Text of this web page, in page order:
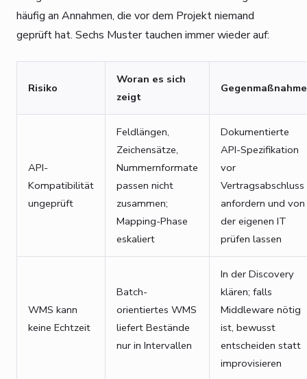
häufig an Annahmen, die vor dem Projekt niemand
geprüft hat. Sechs Muster tauchen immer wieder auf:
Risiko
Woran es sich
zeigt
Gegenmaßnahme
API-
Kompatibilität
ungeprüft
Feldlängen,
Zeichensätze,
Nummernformate
passen nicht
zusammen;
Mapping-Phase
eskaliert
Dokumentierte
API-Spezifikation
vor
Vertragsabschluss
anfordern und von
der eigenen IT
prüfen lassen
WMS kann
keine Echtzeit
Batch-
orientiertes WMS
liefert Bestände
nur in Intervallen
In der Discovery
klären; falls
Middleware nötig
ist, bewusst
entscheiden statt
improvisieren